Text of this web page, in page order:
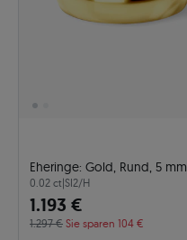
Eheringe: Gold, Rund, 5 mm
0.02 ct|SI2/H
1.193 €
1.297 € Sie sparen 104 €